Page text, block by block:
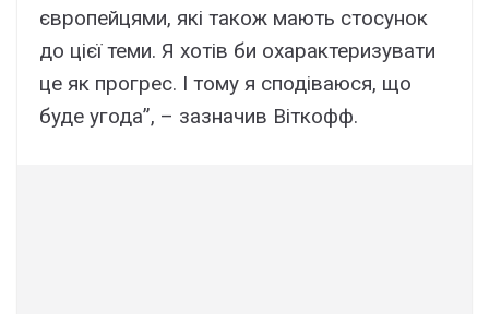
європейцями, які також мають стосунок
до цієї теми. Я хотів би охарактеризувати
це як прогрес. І тому я сподіваюся, що
буде угода”, – зазначив Віткофф.